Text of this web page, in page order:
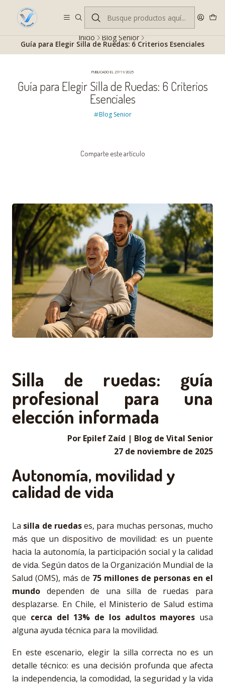
Despacho gratis en RM desde $100.000. Revisa las condiciones.
Inicio Blog Senior
Guía para Elegir Silla de Ruedas: 6 Criterios Esenciales
PUBLICADO EL 27/11/2025
Guía para Elegir Silla de Ruedas: 6 Criterios
Esenciales
Blog Senior
Comparte este artículo
Silla de ruedas: guía
profesional para una
elección informada
Por Epilef Zaíd | Blog de Vital Senior
27 de noviembre de 2025
Autonomía, movilidad y
calidad de vida
La silla de ruedases, para muchas personas, mucho
más que un dispositivo de movilidad: es un puente
hacia la autonomía, la participación social y la calidad
de vida. Según datos de la Organización Mundial de la
Salud (OMS), más de 75 millones de personas en el
mundo dependen de una silla de ruedas para
desplazarse. En Chile, el Ministerio de Salud estima
que cerca del 13% de los adultos mayores usa
alguna ayuda técnica para la movilidad.
En este escenario, elegir la silla correcta no es un
detalle técnico: es una decisión profunda que afecta
la independencia, la comodidad, la seguridad y la vida